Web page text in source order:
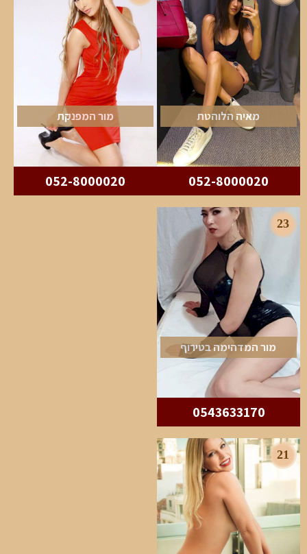
מאיה הלוהטת
052-8000020
מור המפנקת
052-8000020
23
מור המדהימה בטירוף
0543633170
21